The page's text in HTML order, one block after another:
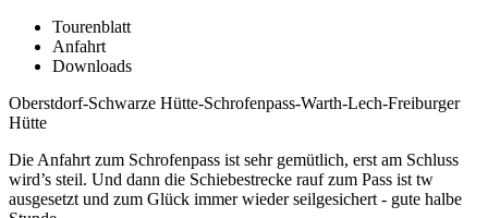
Tourenblatt
Anfahrt
Downloads
Oberstdorf-Schwarze Hütte-Schrofenpass-Warth-Lech-Freiburger
Hütte
Die Anfahrt zum Schrofenpass ist sehr gemütlich, erst am Schluss
wird’s steil. Und dann die Schiebestrecke rauf zum Pass ist tw
ausgesetzt und zum Glück immer wieder seilgesichert - gute halbe